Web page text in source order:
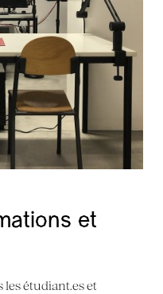
et
les étudiant.es et